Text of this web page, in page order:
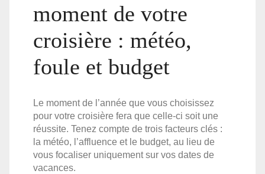
moment de votre
croisière : météo,
foule et budget
Le moment de l’année que vous choisissez
pour votre croisière fera que celle-ci soit une
réussite. Tenez compte de trois facteurs clés :
la météo, l’affluence et le budget, au lieu de
vous focaliser uniquement sur vos dates de
vacances.